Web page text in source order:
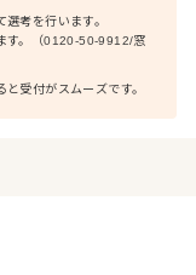
考を行います。
す。（0120-50-9912/窓
受付がスムーズです。